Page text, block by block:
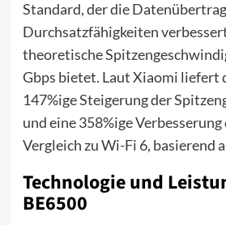
Standard, der die
Durchsatzfähigkeiten
theoretische
Gbps bietet. Laut Xiaomi liefert
147%ige Steigerung der
und eine 358%ige
Vergleich zu Wi-Fi 6, basierend
Technologie und
BE6500